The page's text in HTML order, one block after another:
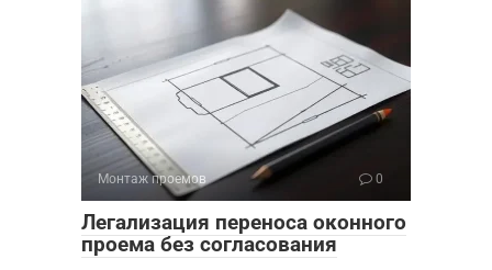
Монтаж проемов 0
Легализация переноса оконного
проема без согласования